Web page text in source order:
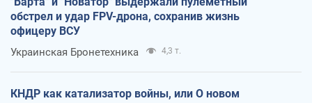
обстрел и удар FPV-дрона, сохранив жизнь
офицеру ВСУ
Украинская Бронетехника 4,3 т.
КНДР как катализатор войны, или О новом